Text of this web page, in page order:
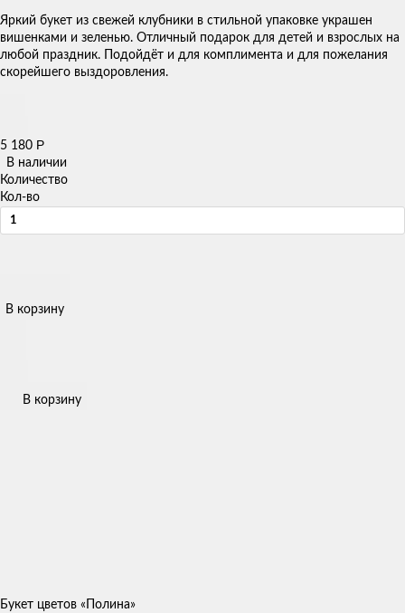
Яркий букет из свежей клубники в стильной упаковке украшен
вишенками и зеленью. Отличный подарок для детей и взрослых на
любой праздник. Подойдёт и для комплимента и для пожелания
скорейшего выздоровления.
5 180 Р
В наличии
Количество
Кол-во
В корзину
В корзину
Букет цветов «Полина»